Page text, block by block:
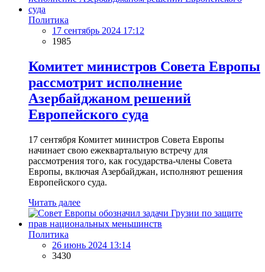
Политика
17 сентябрь 2024 17:12
1985
Комитет министров Совета Европы
рассмотрит исполнение
Азербайджаном решений
Европейского суда
17 сентября Комитет министров Совета Европы
начинает свою ежеквартальную встречу для
рассмотрения того, как государства-члены Совета
Европы, включая Азербайджан, исполняют решения
Европейского суда.
Читать далее
Политика
26 июнь 2024 13:14
3430